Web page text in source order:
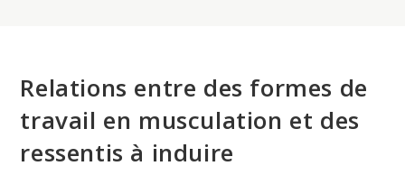
Relations entre des formes de
travail en musculation et des
ressentis à induire